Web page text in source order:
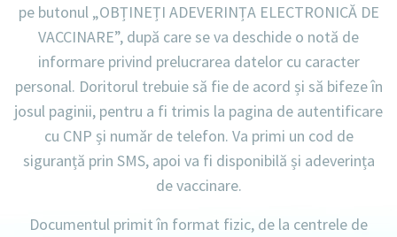
pe butonul „OBȚINEȚI ADEVERINȚA ELECTRONICĂ DE
VACCINARE”, după care se va deschide o notă de
informare privind prelucrarea datelor cu caracter
personal. Doritorul trebuie să fie de acord și să bifeze în
josul paginii, pentru a fi trimis la pagina de autentificare
cu CNP și număr de telefon. Va primi un cod de
siguranță prin SMS, apoi va fi disponibilă și adeverința
de vaccinare.
Documentul primit în format fizic, de la centrele de